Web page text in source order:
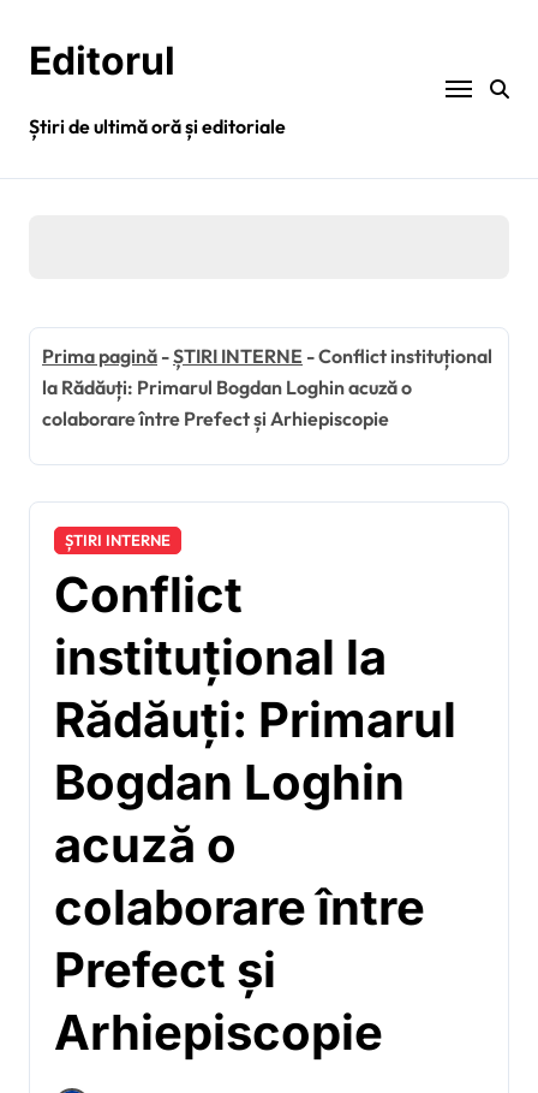
conținutEditorul
Știri de ultimă oră și editoriale
Prima pagină -ȘTIRI INTERNE -Conflict instituțional
la Rădăuți: Primarul Bogdan Loghin acuză o
colaborare între Prefect și Arhiepiscopie
ȘTIRI INTERNE
Conflict
instituțional la
Rădăuți: Primarul
Bogdan Loghin
acuză o
colaborare între
Prefect și
Arhiepiscopie